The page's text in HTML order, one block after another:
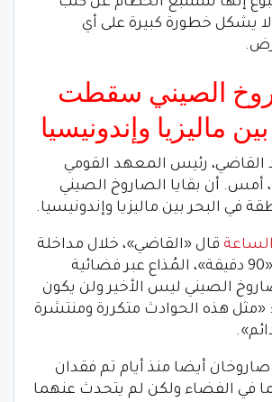
لا يشكل خطورة كبيرة على أي
الصيني سقطت
ماليزيا وإندونيسيا
القاضي، رئيس المعهد القومي
أمس. أن بقايا الصاروخ الصيني
البحر بين ماليزيا وإندونيسيا.
الساعة قال «القاضي»، خلال مداخلة
هاتفية ببرنامج «90 دقيقة»، المُذاع عبر فضائية
الصيني ليس الأخير ولن يكون
«مثل هذه الحوادث متكررة ومنتشرة
أيضا منذ أيام تم فقدان
في الفضاء ولكن لم يتحدث عنهما